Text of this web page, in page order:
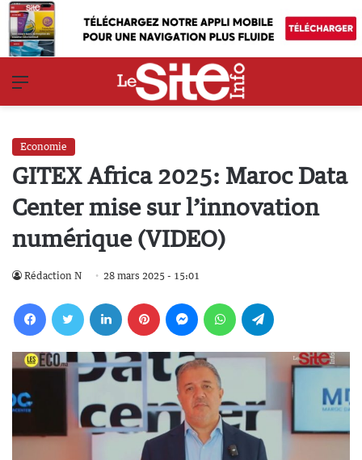
Economie
GITEX Africa 2025: Maroc Data
Center mise sur l’innovation
numérique (VIDEO)
Rédaction N 28 mars 2025 - 15:01